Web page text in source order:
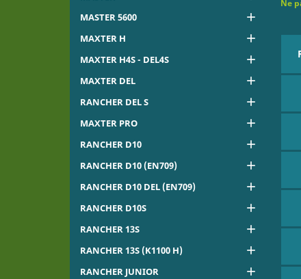
MASTER 5600 
MAXTER H 
MAXTER H4S - DEL4S 
MAXTER DEL 
RANCHER DEL S 
MAXTER PRO 
RANCHER D10 
RANCHER D10 (EN709) 
RANCHER D10 DEL (EN709) 
RANCHER D10S 
RANCHER 13S 
RANCHER 13S (K1100 H) 
RANCHER JUNIOR 
Ne